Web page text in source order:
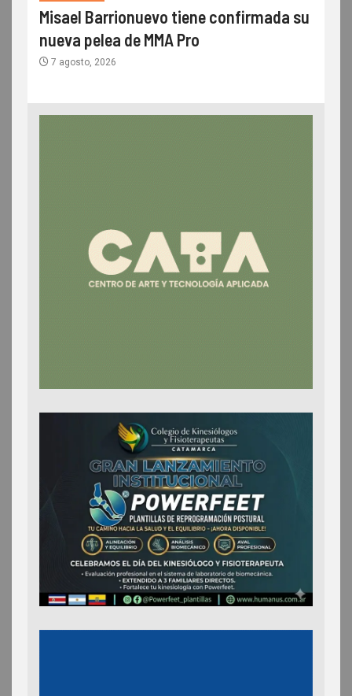
Misael Barrionuevo tiene confirmada su
nueva pelea de MMA Pro
7 agosto, 2026